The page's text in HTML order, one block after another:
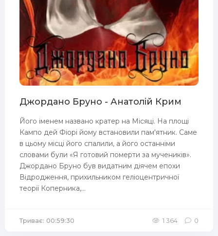
Джордано Бруно - Анатолій Крим
Його іменем названо кратер на Місяці. На площі
Кампо дей Фіорі йому встановили пам'ятник. Саме
в цьому місці його спалили, а його останніми
словами були «Я готовий померти за мучеників».
Джордано Бруно був видатним діячем епохи
Відродження, прихильником геліоцентричної
теорії Коперника,...
Триває: 00:59:30 1 364 0